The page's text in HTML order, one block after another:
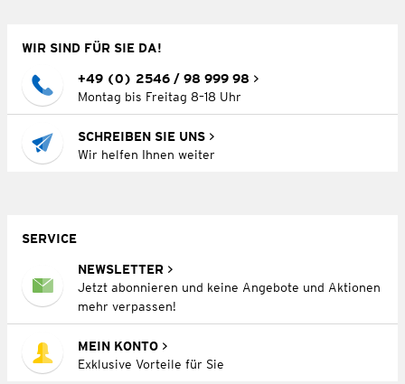
WIR SIND FÜR SIE DA!
+49 (0) 2546 / 98 999 98
Montag bis Freitag 8–18 Uhr
SCHREIBEN SIE UNS
Wir helfen Ihnen weiter
SERVICE
NEWSLETTER
Jetzt abonnieren und keine Angebote und Aktionen
mehr verpassen!
MEIN KONTO
Exklusive Vorteile für Sie